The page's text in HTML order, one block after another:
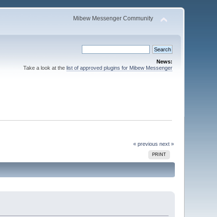
Mibew Messenger Community
News:
Take a look at the list of approved plugins for Mibew Messenger
« previous next »
PRINT